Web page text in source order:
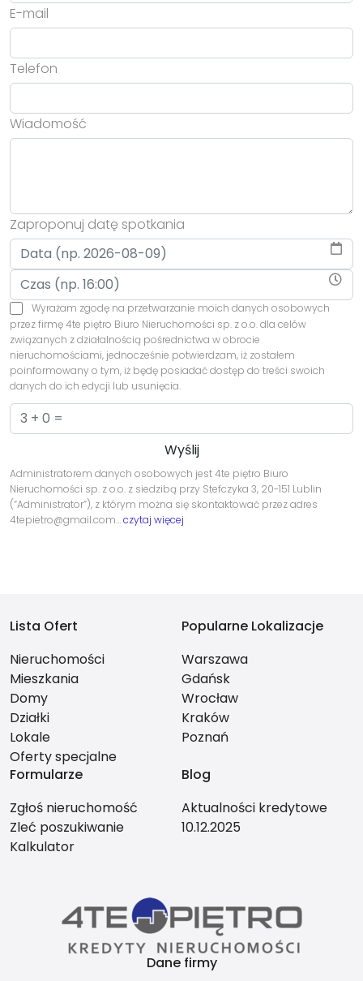
E-mail
Telefon
Wiadomość
Zaproponuj datę spotkania
Wyrażam zgodę na przetwarzanie moich danych osobowych
przez firmę 4te piętro Biuro Nieruchomości sp. z o.o. dla celów
związanych z działalnością pośrednictwa w obrocie
nieruchomościami, jednocześnie potwierdzam, iż zostałem
poinformowany o tym, iż będę posiadać dostęp do treści swoich
danych do ich edycji lub usunięcia.
Administratorem danych osobowych jest 4te piętro Biuro
Nieruchomości sp. z o.o. z siedzibą przy Stefczyka 3, 20-151 Lublin
(“Administrator”), z którym można się skontaktować przez adres
4tepietro@gmail.com…czytaj więcej
Lista Ofert
Nieruchomości
Mieszkania
Domy
Działki
Lokale
Oferty specjalne
Popularne Lokalizacje
Warszawa
Gdańsk
Wrocław
Kraków
Poznań
Formularze
Zgłoś nieruchomość
Zleć poszukiwanie
Kalkulator
Blog
Aktualności kredytowe
10.12.2025
Dane firmy